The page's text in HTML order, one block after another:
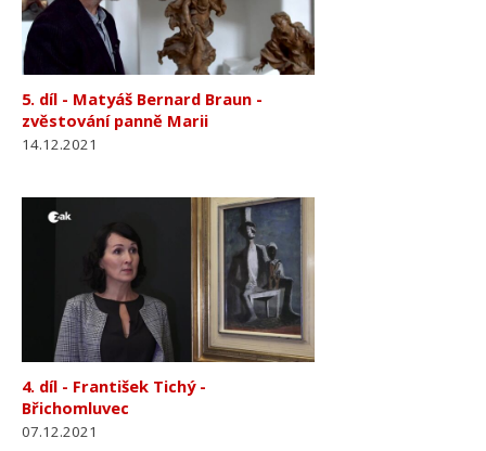
5. díl - Matyáš Bernard Braun -
zvěstování panně Marii
14.12.2021
4. díl - František Tichý -
Břichomluvec
07.12.2021